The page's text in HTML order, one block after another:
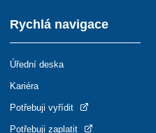
Rychlá navigace
Úřední deska
Kariéra
Potřebuji vyřídit
Potřebuji zaplatit